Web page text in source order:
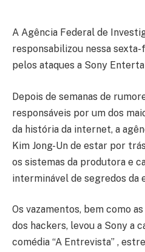
A Agência Federal de
responsabilizou nessa
pelos ataques a Sony
Depois de semanas de
responsáveis por um dos
da história da internet, a
Kim Jong-Un de estar por
os sistemas da produtora e
interminável de segredos da
Os vazamentos, bem como
dos hackers, levou a Sony a
comédia “A Entrevista” ,